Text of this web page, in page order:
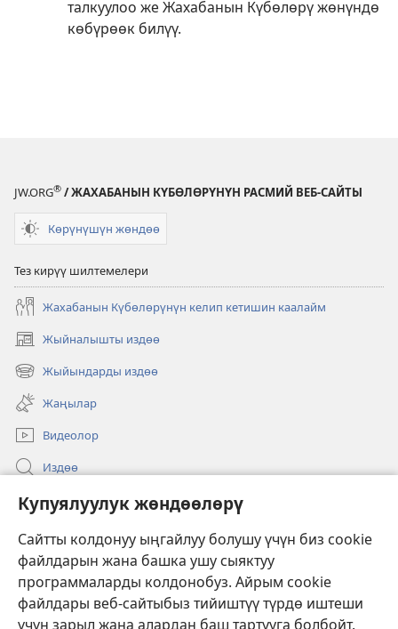
Купуялуулук жөндөөлөрү
Сайтты колдонуу ыңгайлуу болушу үчүн биз cookie
файлдарын жана башка ушу сыяктуу
программаларды колдонобуз. Айрым cookie
файлдары веб-сайтыбыз тийиштүү түрдө иштеши
үчүн зарыл жана алардан баш тартууга болбойт.
талкуулоо же Жахабанын Күбөлөрү жөнүндө
көбүрөөк билүү.
JW.ORG® / ЖАХАБАНЫН КҮБӨЛӨРҮНҮН РАСМИЙ ВЕБ-САЙТЫ
Көрүнүшүн жөндөө
Тез кирүү шилтемелери
Жахабанын Күбөлөрүнүн келип кетишин каалайм
Жыйналышты издөө
(жаңы
терезе
ачат)
Жыйындарды издөө
(жаңы
терезе
ачат)
Жаңылар
Видеолор
Издөө
Бийлик өкүлдөрү үчүн маалымат
(жаңы
терезе
ачат)
ОНЛАЙН КИТЕПКАНА